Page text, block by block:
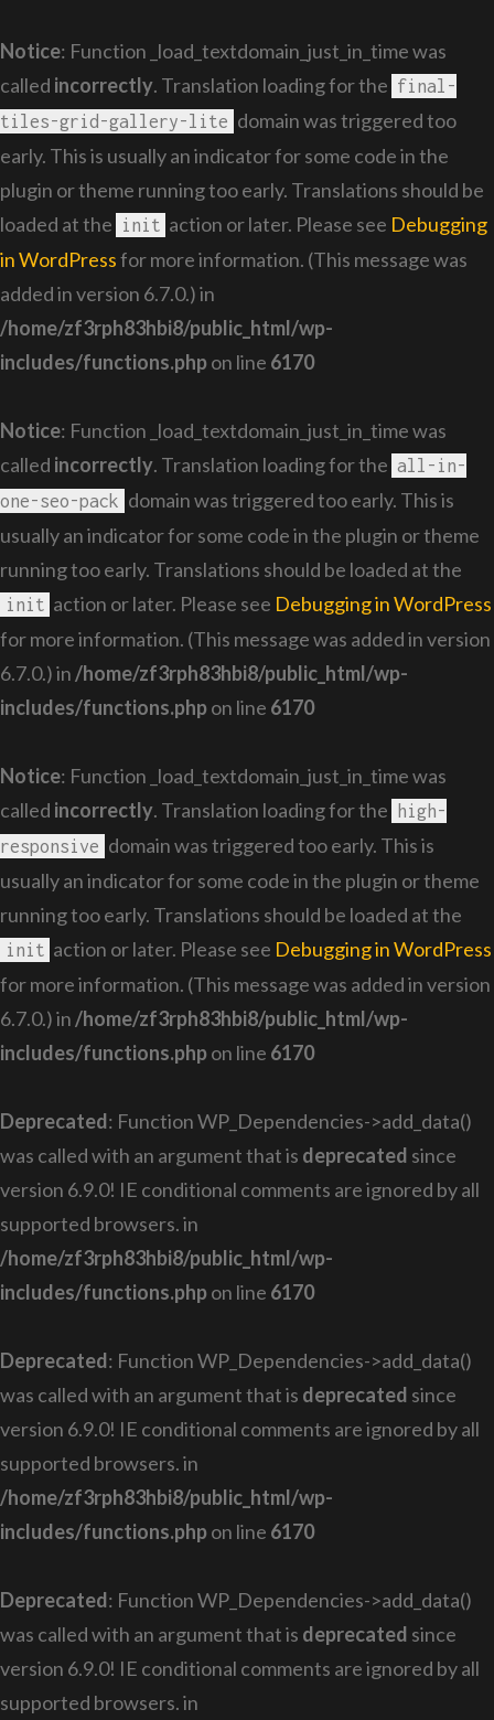
Notice: Function _load_textdomain_just_in_time was
called incorrectly. Translation loading for the final-
tiles-grid-gallery-lite domain was triggered too
early. This is usually an indicator for some code in the
plugin or theme running too early. Translations should be
loaded at the
init action or later. Please see Debugging
in WordPressfor more information. (This message was
added in version 6.7.0.) in
/home/zf3rph83hbi8/public_html/wp-
includes/functions.phpon line 6170
Notice: Function _load_textdomain_just_in_time was
called incorrectly. Translation loading for the all-in-
one-seo-pack domain was triggered too early. This is
usually an indicator for some code in the plugin or theme
running too early. Translations should be loaded at the
init action or later. Please see Debugging in WordPress
for more information. (This message was added in version
6.7.0.) in /home/zf3rph83hbi8/public_html/wp-
includes/functions.phpon line 6170
Notice: Function _load_textdomain_just_in_time was
called incorrectly. Translation loading for the
high-
responsive domain was triggered too early. This is
usually an indicator for some code in the plugin or theme
running too early. Translations should be loaded at the
init action or later. Please see Debugging in WordPress
for more information. (This message was added in version
6.7.0.) in /home/zf3rph83hbi8/public_html/wp-
includes/functions.phpon line 6170
Deprecated: Function WP_Dependencies->add_data()
was called with an argument that is deprecated since
version 6.9.0! IE conditional comments are ignored by all
supported browsers. in
/home/zf3rph83hbi8/public_html/wp-
includes/functions.phpon line 6170
Deprecated: Function WP_Dependencies->add_data()
was called with an argument that is deprecated since
version 6.9.0! IE conditional comments are ignored by all
supported browsers. in
/home/zf3rph83hbi8/public_html/wp-
includes/functions.phpon line 6170
Deprecated: Function WP_Dependencies->add_data()
was called with an argument that is deprecated since
version 6.9.0! IE conditional comments are ignored by all
supported browsers. in